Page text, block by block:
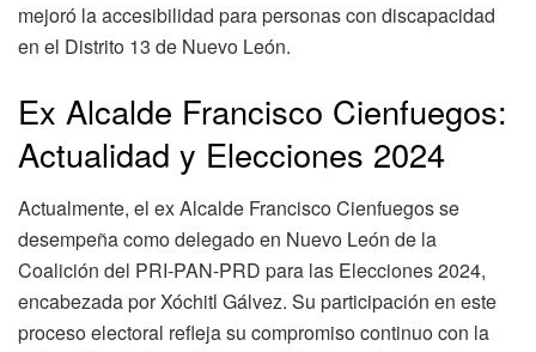
mejoró la accesibilidad para personas con discapacidad
en el Distrito 13 de Nuevo León.
Ex Alcalde Francisco Cienfuegos:
Actualidad y Elecciones 2024
Actualmente, el ex Alcalde Francisco Cienfuegos se
desempeña como delegado en Nuevo León de la
Coalición del PRI-PAN-PRD para las Elecciones 2024,
encabezada por Xóchitl Gálvez. Su participación en este
proceso electoral refleja su compromiso continuo con la